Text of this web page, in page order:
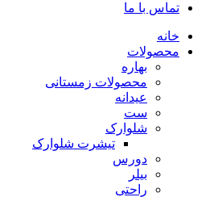
تماس با ما
خانه
محصولات
بهاره
محصولات زمستانی
عیدانه
ست
شلوارک
تیشرت شلوارک
دورس
بیلر
راحتی